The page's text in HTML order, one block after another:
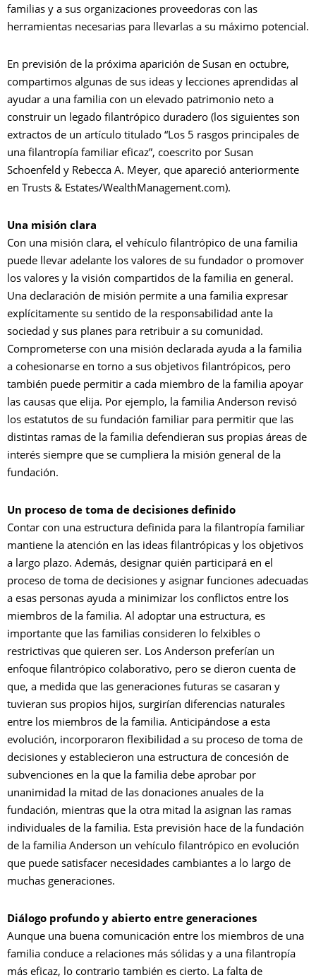
familias y a sus organizaciones proveedoras con las
herramientas necesarias para llevarlas a su máximo potencial.
En previsión de la próxima aparición de Susan en octubre,
compartimos algunas de sus ideas y lecciones aprendidas al
ayudar a una familia con un elevado patrimonio neto a
construir un legado filantrópico duradero (los siguientes son
extractos de un artículo titulado “Los 5 rasgos principales de
una filantropía familiar eficaz”, coescrito por Susan
Schoenfeld y Rebecca A. Meyer, que apareció anteriormente
en Trusts & Estates/WealthManagement.com).
Una misión clara
Con una misión clara, el vehículo filantrópico de una familia
puede llevar adelante los valores de su fundador o promover
los valores y la visión compartidos de la familia en general.
Una declaración de misión permite a una familia expresar
explícitamente su sentido de la responsabilidad ante la
sociedad y sus planes para retribuir a su comunidad.
Comprometerse con una misión declarada ayuda a la familia
a cohesionarse en torno a sus objetivos filantrópicos, pero
también puede permitir a cada miembro de la familia apoyar
las causas que elija. Por ejemplo, la familia Anderson revisó
los estatutos de su fundación familiar para permitir que las
distintas ramas de la familia defendieran sus propias áreas de
interés siempre que se cumpliera la misión general de la
fundación.
Un proceso de toma de decisiones definido
Contar con una estructura definida para la filantropía familiar
mantiene la atención en las ideas filantrópicas y los objetivos
a largo plazo. Además, designar quién participará en el
proceso de toma de decisiones y asignar funciones adecuadas
a esas personas ayuda a minimizar los conflictos entre los
miembros de la familia. Al adoptar una estructura, es
importante que las familias consideren lo felxibles o
restrictivas que quieren ser. Los Anderson preferían un
enfoque filantrópico colaborativo, pero se dieron cuenta de
que, a medida que las generaciones futuras se casaran y
tuvieran sus propios hijos, surgirían diferencias naturales
entre los miembros de la familia. Anticipándose a esta
evolución, incorporaron flexibilidad a su proceso de toma de
decisiones y establecieron una estructura de concesión de
subvenciones en la que la familia debe aprobar por
unanimidad la mitad de las donaciones anuales de la
fundación, mientras que la otra mitad la asignan las ramas
individuales de la familia. Esta previsión hace de la fundación
de la familia Anderson un vehículo filantrópico en evolución
que puede satisfacer necesidades cambiantes a lo largo de
muchas generaciones.
Diálogo profundo y abierto entre generaciones
Aunque una buena comunicación entre los miembros de una
familia conduce a relaciones más sólidas y a una filantropía
más eficaz, lo contrario también es cierto. La falta de